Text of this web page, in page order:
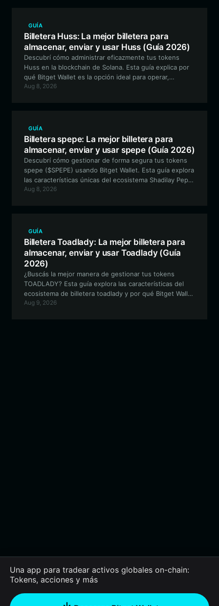
GUÍA
Billetera Huss: La mejor billetera para
almacenar, enviar y usar Huss (Guía 2026)
Descubrí cómo administrar eficazmente tus tokens
Huss en la blockchain de Solana. Esta guía explica por
qué Bitget Wallet es la opción ideal para operar,
almacenar e interactuar con el ecosistema de la
Aug 8, 2026
GUÍA
Billetera spepe: La mejor billetera para
almacenar, enviar y usar spepe (Guía 2026)
Descubrí cómo gestionar de forma segura tus tokens
spepe ($SPEPE) usando Bitget Wallet. Esta guía explora
las características únicas del ecosistema Shadilay Pepe
y por qué es esencial contar con una billetera versátil y
Aug 8, 2026
GUÍA
Billetera Toadlady: La mejor billetera para
almacenar, enviar y usar Toadlady (Guía
2026)
¿Buscás la mejor manera de gestionar tus tokens
TOADLADY? Esta guía explora las características del
ecosistema de billetera toadlady y por qué Bitget Wallet
es la opción principal para los entusiastas de las meme
Aug 9, 2026
Una app para tradear activos globales on-chain:
Tokens, acciones y más